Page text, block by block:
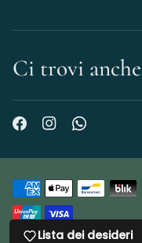
Ci trovi
©TERRIACA PROFUMI
Lista dei desideri